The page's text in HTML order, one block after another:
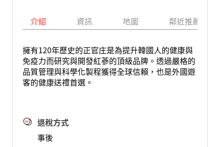
介紹 資訊 地圖 鄰近推薦景點
擁有120年歷史的正官庄是為提升韓國人的健康與
免疫力而研究與開發紅蔘的頂級品牌。透過嚴格的
品質管理與科學化製程獲得全球信賴，也是外國遊
客的健康送禮首選。
退稅方式
事後